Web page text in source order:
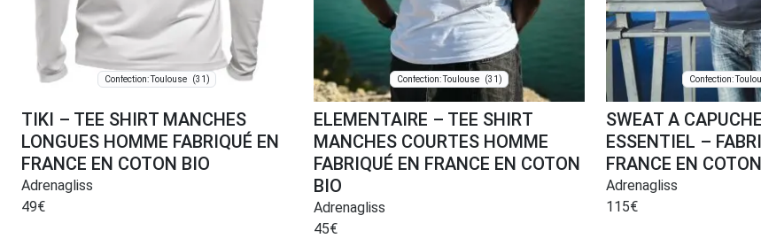
Confection: Toulouse (31)
TIKI – TEE SHIRT MANCHES
LONGUES HOMME FABRIQUÉ EN
FRANCE EN COTON BIO
Adrenagliss
49€
Confection: Toulouse (31)
ELEMENTAIRE – TEE SHIRT
MANCHES COURTES HOMME
FABRIQUÉ EN FRANCE EN COTON
BIO
Adrenagliss
45€
Confection:
SWEAT A
ESSENTIEL –
FRANCE EN
Adrenagliss
115€